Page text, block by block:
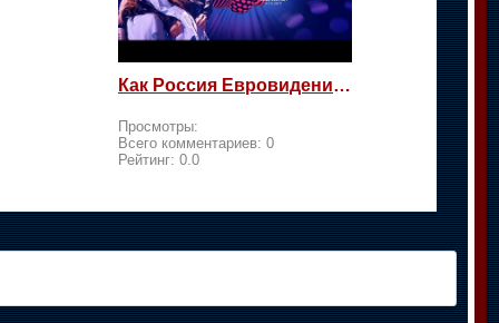
Как Россия Евровидение на жалость берет
Просмотры:
Всего комментариев: 0
Рейтинг: 0.0